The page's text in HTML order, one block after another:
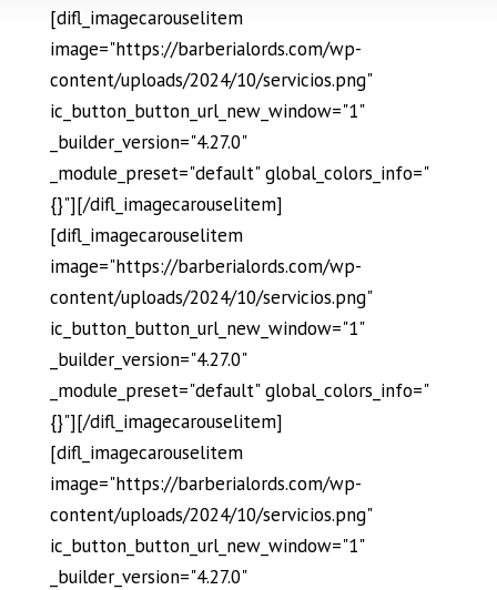
[difl_imagecarouselitem
image="https://barberialords.com/wp-
content/uploads/2024/10/servicios.png"
ic_button_button_url_new_window="1"
_builder_version="4.27.0"
_module_preset="default" global_colors_info="
{}"][/difl_imagecarouselitem]
[difl_imagecarouselitem
image="https://barberialords.com/wp-
content/uploads/2024/10/servicios.png"
ic_button_button_url_new_window="1"
_builder_version="4.27.0"
_module_preset="default" global_colors_info="
{}"][/difl_imagecarouselitem]
[difl_imagecarouselitem
image="https://barberialords.com/wp-
content/uploads/2024/10/servicios.png"
ic_button_button_url_new_window="1"
_builder_version="4.27.0"